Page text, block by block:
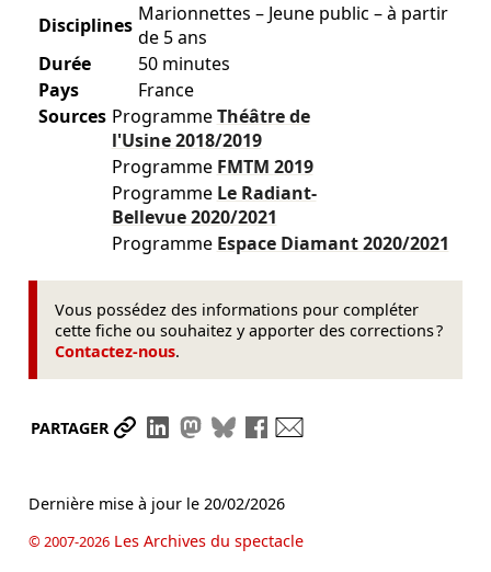
Disciplines Marionnettes – Jeune public – à partir
de 5 ans
Durée
50 minutes
Pays
France
Sources ProgrammeThéâtre de
l'Usine2018/2019
Programme FMTM 2019
Programme Le Radiant-
Bellevue2020/2021
Programme Espace Diamant2020/2021
Vous possédez des informations pour compléter
cette fiche ou souhaitez y apporter des corrections ?
Contactez-nous.
PARTAGER Partager le lien
Partager sur LinkedIn
Partager sur Mastodon
Partager sur Bluesky
Partager sur Facebook
Dernière mise à jour le 20/02/2026
© 2007-2026Les Archives du spectacle